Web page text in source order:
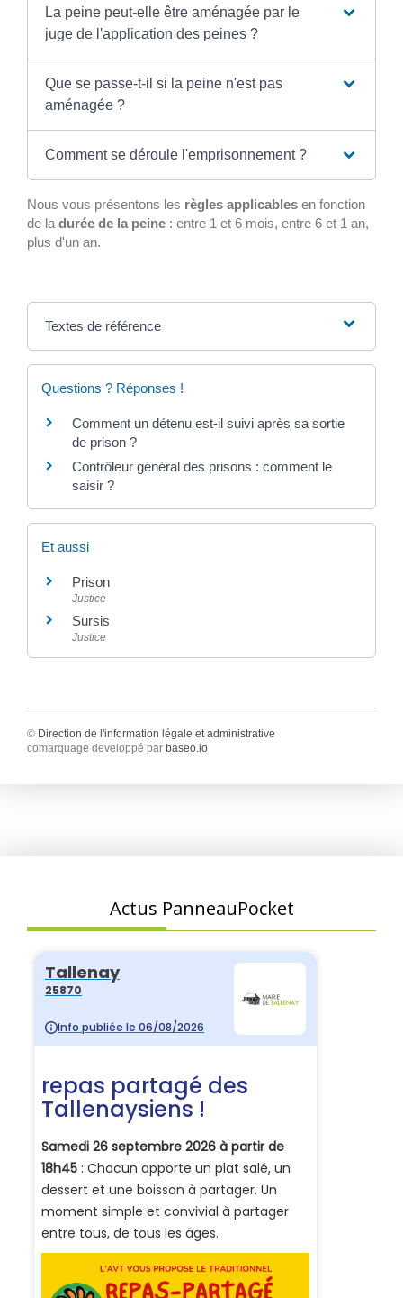
La peine peut-elle être aménagée par le
juge de l'application des peines ?
Que se passe-t-il si la peine n'est pas
aménagée ?
Comment se déroule l'emprisonnement ?
Nous vous présentons les règles applicables en fonction
de la durée de la peine : entre 1 et 6 mois, entre 6 et 1 an,
plus d'un an.
Textes de référence
Questions ? Réponses !
Comment un détenu est-il suivi après sa sortie
de prison ?
Contrôleur général des prisons : comment le
saisir ?
Et aussi
Prison
Justice
Sursis
Justice
© Direction de l'information légale et administrative
comarquage developpé par baseo.io
Actus PanneauPocket